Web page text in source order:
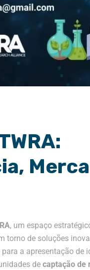
, um espaço
torno de soluções
a apresentação de
de captação de